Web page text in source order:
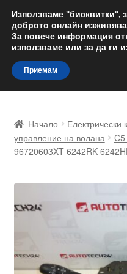
Доставка
Skip
to
navigation
Skip
to
content
Доставка по целия свят
Контакт
Начало Електрически
управление на волана
96720603XT 6242RK
Използваме "бисквитки",
доброто онлайн
За повече информация
използваме или за да ги
Приемам